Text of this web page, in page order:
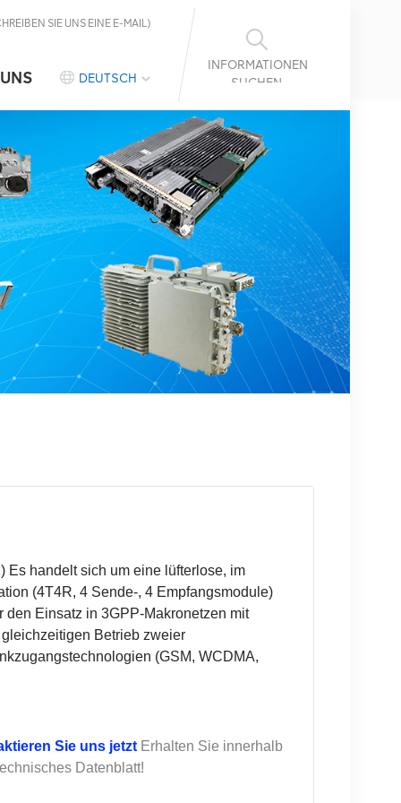
INFORMATIONEN
SUCHEN
SIE UNS EINE E-MAIL)
DEUTSCH
Es handelt sich um eine lüfterlose, im
(4T4R, 4 Sende-, 4 Empfangsmodule)
Einsatz in 3GPP-Makronetzen mit
Betrieb zweier
(GSM, WCDMA,
Sie uns jetzt Erhalten Sie innerhalb
Datenblatt!